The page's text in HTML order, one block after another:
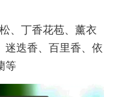
、丁香花苞、薰衣
迷迭香、百里香、依
等